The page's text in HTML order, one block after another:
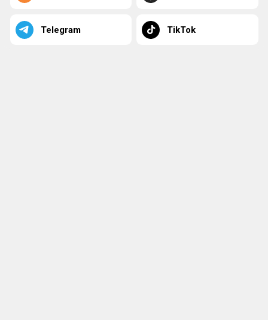
Telegram TikTok